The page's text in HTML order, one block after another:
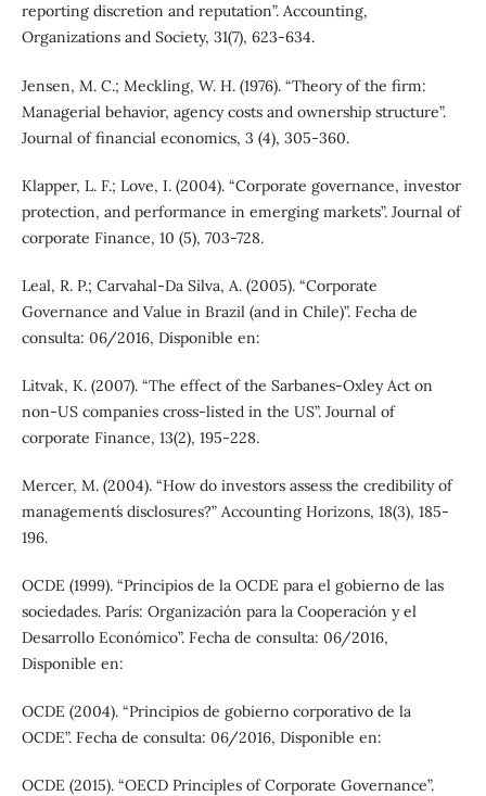
reporting discretion and reputation”. Accounting,
Organizations and Society, 31(7), 623-634.
Jensen, M. C.; Meckling, W. H. (1976). “Theory of the firm:
Managerial behavior, agency costs and ownership structure”.
Journal of financial economics, 3 (4), 305-360.
Klapper, L. F.; Love, I. (2004). “Corporate governance, investor
protection, and performance in emerging markets”. Journal of
corporate Finance, 10 (5), 703-728.
Leal, R. P.; Carvahal-Da Silva, A. (2005). “Corporate
Governance and Value in Brazil (and in Chile)”. Fecha de
consulta: 06/2016, Disponible en:
Litvak, K. (2007). “The effect of the Sarbanes-Oxley Act on
non-US companies cross-listed in the US”. Journal of
corporate Finance, 13(2), 195-228.
Mercer, M. (2004). “How do investors assess the credibility of
management´s disclosures?” Accounting Horizons, 18(3), 185-
196.
OCDE (1999). “Principios de la OCDE para el gobierno de las
sociedades. París: Organización para la Cooperación y el
Desarrollo Económico”. Fecha de consulta: 06/2016,
Disponible en:
OCDE (2004). “Principios de gobierno corporativo de la
OCDE”. Fecha de consulta: 06/2016, Disponible en:
OCDE (2015). “OECD Principles of Corporate Governance”.